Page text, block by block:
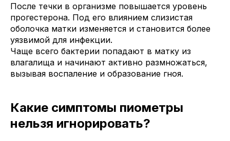
После течки в организме повышается уровень
прогестерона. Под его влиянием слизистая
оболочка матки изменяется и становится более
уязвимой для инфекции.
Чаще всего бактерии попадают в матку из
влагалища и начинают активно размножаться,
вызывая воспаление и образование гноя.
Какие симптомы пиометры
нельзя игнорировать?